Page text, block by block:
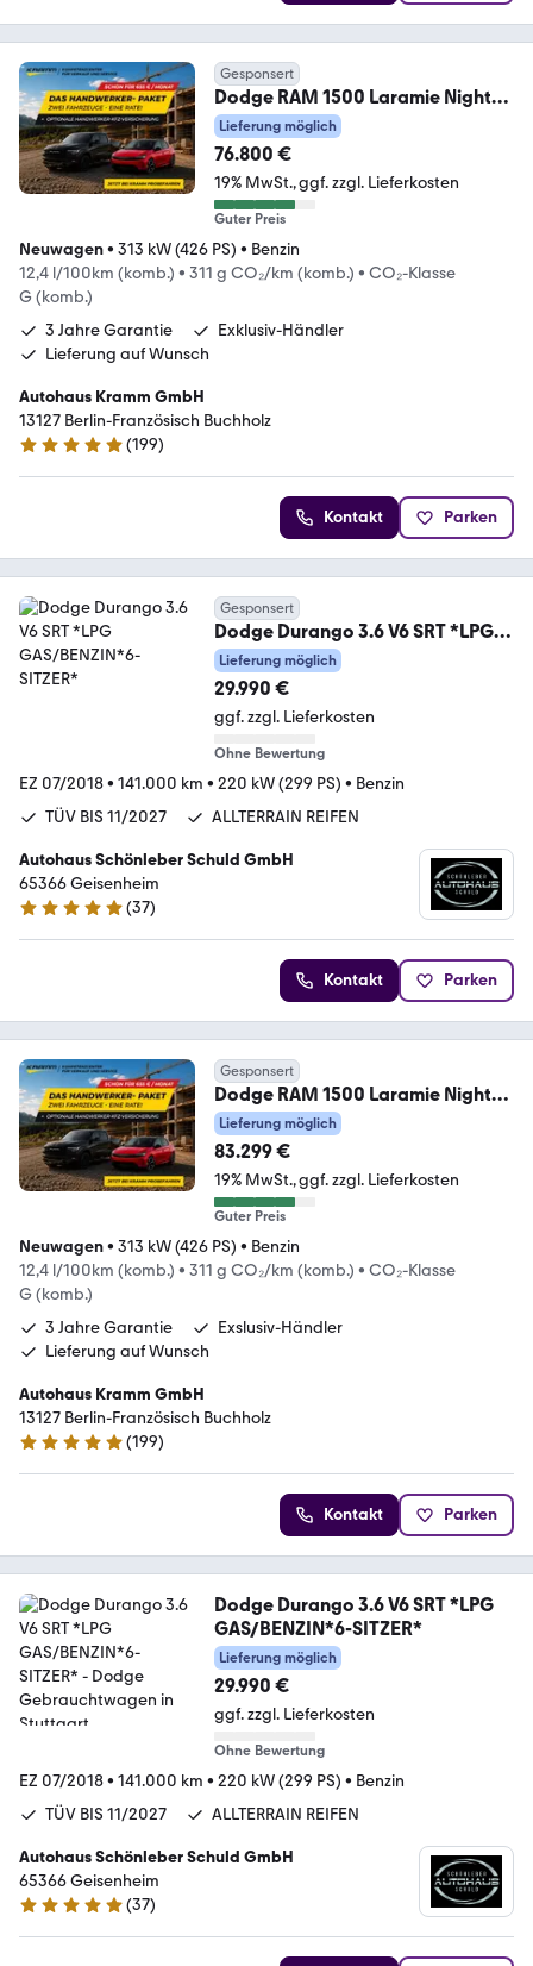
Gesponsert
Dodge RAM 1500 Laramie Night
Trittbretter*Schiebedach
Lieferung möglich
76.800 €
19% MwSt. ggf. zzgl. Lieferkosten
Guter Preis
Neuwagen• 313 kW (426 PS) • Benzin
12,4 l/100km (komb.) • 311 g CO₂/km (komb.) • CO₂-Klasse
G (komb.)
3 Jahre Garantie
Exklusiv-Händler
Lieferung auf Wunsch
Autohaus Kramm GmbH
13127 Berlin-Französisch Buchholz
5 Sterne
(199)
Kontakt Parken
Gesponsert
Dodge Durango 3.6 V6 SRT *LPG
GAS/BENZIN*6-SITZER*
Lieferung möglich
29.990 €
ggf. zzgl. Lieferkosten
Ohne Bewertung
EZ 07/2018• 141.000 km • 220 kW (299 PS) • Benzin
TÜV BIS 11/2027
ALLTERRAIN REIFEN
Autohaus Schönleber Schuld GmbH
65366 Geisenheim
5 Sterne
(37)
Kontakt Parken
Gesponsert
Dodge RAM 1500 Laramie Night
Premium Plus Crew Cab HUD
Lieferung möglich
83.299 €
19% MwSt. ggf. zzgl. Lieferkosten
Guter Preis
Neuwagen• 313 kW (426 PS) • Benzin
12,4 l/100km (komb.) • 311 g CO₂/km (komb.) • CO₂-Klasse
G (komb.)
3 Jahre Garantie
Exslusiv-Händler
Lieferung auf Wunsch
Autohaus Kramm GmbH
13127 Berlin-Französisch Buchholz
5 Sterne
(199)
Kontakt Parken
Dodge Durango 3.6 V6 SRT *LPG
GAS/BENZIN*6-SITZER*
Lieferung möglich
29.990 €
ggf. zzgl. Lieferkosten
Ohne Bewertung
EZ 07/2018• 141.000 km • 220 kW (299 PS) • Benzin
TÜV BIS 11/2027
ALLTERRAIN REIFEN
Autohaus Schönleber Schuld GmbH
65366 Geisenheim
5 Sterne
(37)